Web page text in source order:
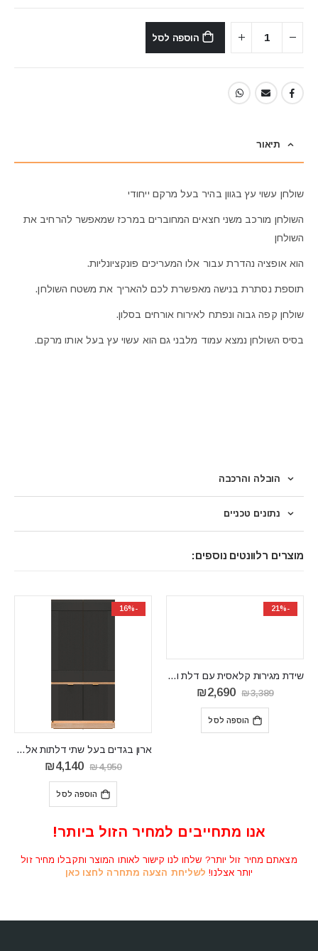
הוספה לסל
תיאור
שולחן עשוי עץ בגוון בהיר בעל מרקם ייחודי
השולחן מורכב משני חצאים המחוברים במרכז ש‏מאפשר להרחיב את
השולחן
הוא אופציה נהדרת עבור אלו המעריכים פונקציונליות.
תוספת נסתרת בנישה מאפשרת לכם להאריך את משטח השולחן.
שולחן קפה גבוה ונפתח לאירוח אורחים בסלון.
בסיס השולחן נמצא עמוד מלבני גם הוא עשוי עץ בעל אותו מרקם.
הובלה והרכבה
נתונים טכניים
מוצרים רלוונטים נוספים:
-21%
שידת מגירות קלאסית עם דלת ומגירות LISSO LI03
₪3,389
המחיר
המקורי
היה:
₪3,389.
₪2,690
הוספה לסל
-16%
ארון בגדים בעל שתי דלתות אלגנטי ופונקציונלי MILTON08
₪4,950
המחיר
המקורי
היה:
₪4,950.
₪4,140
הוספה לסל
אנו מתחייבים למחיר הזול ביותר!
מצאתם מחיר זול יותר? שלחו לנו קישור לאותו המוצר ותקבלו מחיר זול
יותר אצלנו! לשליחת הצעה מתחרה לחצו כאן